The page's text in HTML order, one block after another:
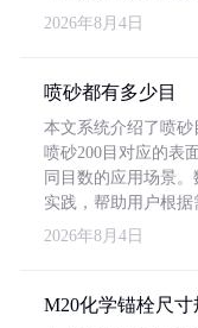
2026年8月4日
喷砂都有多少目
本文系统介绍了喷
喷砂200目对应的表
同目数的应用场景
实践，帮助用户根据
2026年8月4日
M20化学锚栓尺